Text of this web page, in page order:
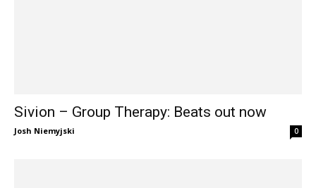
Sivion – Group Therapy: Beats out now
Josh Niemyjski 0